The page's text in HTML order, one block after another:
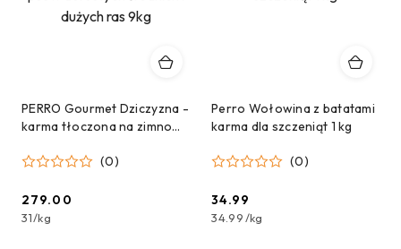
PERRO Gourmet Dziczyzna -
karma tłoczona na zimno
średnich i dużych ras 9kg
(0)
Cena:
279.00
31/kg
Perro Wołowina z batatami
karma dla szczeniąt 1 kg
(0)
Cena:
34.99
34.99/kg